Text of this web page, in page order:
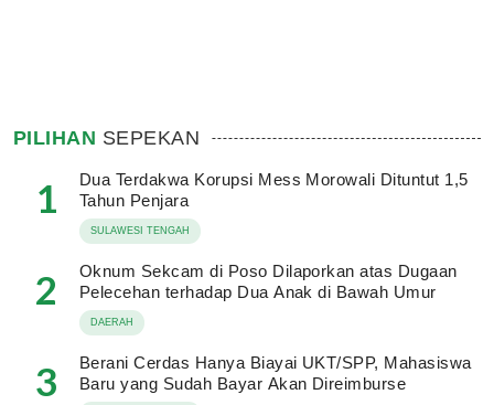
PILIHAN SEPEKAN
1
Dua Terdakwa Korupsi Mess Morowali Dituntut 1,5
Tahun Penjara
SULAWESI TENGAH
2
Oknum Sekcam di Poso Dilaporkan atas Dugaan
Pelecehan terhadap Dua Anak di Bawah Umur
DAERAH
3
Berani Cerdas Hanya Biayai UKT/SPP, Mahasiswa
Baru yang Sudah Bayar Akan Direimburse